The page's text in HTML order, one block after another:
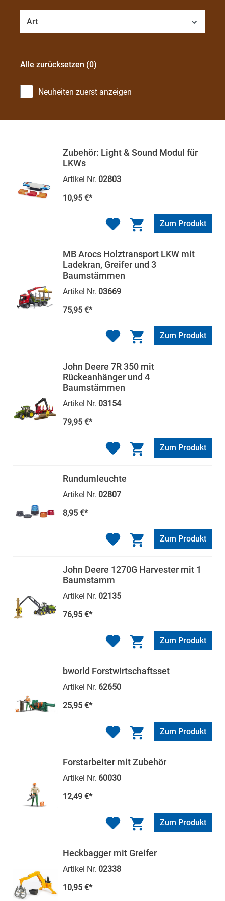
Art
Neuheiten zuerst anzeigen
Alle zurücksetzen (0)
Zubehör: Light & Sound Modul für
LKWs
Artikel Nr. 02803
10,95 €*
Zum Produkt
MB Arocs Holztransport LKW mit
Ladekran, Greifer und 3
Baumstämmen
Artikel Nr. 03669
75,95 €*
Zum Produkt
John Deere 7R 350 mit
Rückeanhänger und 4
Baumstämmen
Artikel Nr. 03154
79,95 €*
Zum Produkt
Rundumleuchte
Artikel Nr. 02807
8,95 €*
Zum Produkt
John Deere 1270G Harvester mit 1
Baumstamm
Artikel Nr. 02135
76,95 €*
Zum Produkt
bworld Forstwirtschaftsset
Artikel Nr. 62650
25,95 €*
Zum Produkt
Forstarbeiter mit Zubehör
Artikel Nr. 60030
12,49 €*
Zum Produkt
Heckbagger mit Greifer
Artikel Nr. 02338
10,95 €*